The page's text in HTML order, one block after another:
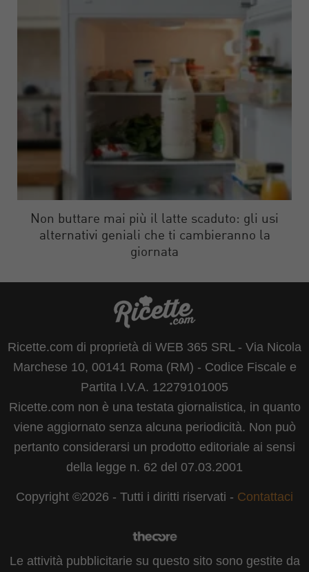
Non buttare mai più il latte scaduto: gli usi
alternativi geniali che ti cambieranno la
giornata
Ricette.com di proprietà di WEB 365 SRL - Via Nicola
Marchese 10, 00141 Roma (RM) - Codice Fiscale e
Partita I.V.A. 12279101005
Ricette.com non è una testata giornalistica, in quanto
viene aggiornato senza alcuna periodicità. Non può
pertanto considerarsi un prodotto editoriale ai sensi
della legge n. 62 del 07.03.2001
Copyright ©2026 - Tutti i diritti riservati - Contattaci
Le attività pubblicitarie su questo sito sono gestite da